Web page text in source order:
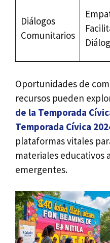
Diálogos
Comunitarios
Oportunidades de
recursos pueden
de la Temporada
Temporada Cívica
plataformas vitales
materiales educativos
emergentes.